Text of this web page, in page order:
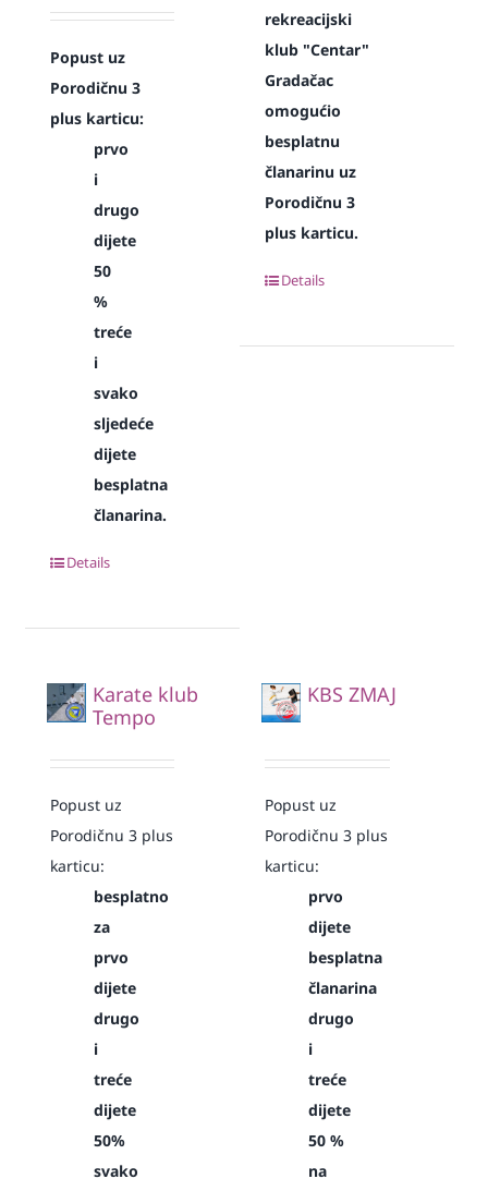
Popust uz
Porodičnu 3
plus karticu:
prvo
i
drugo
dijete
50
%
treće
i
svako
sljedeće
dijete
besplatna
članarina.
Details
rekreacijski
klub "Centar"
Gradačac
omogućio
besplatnu
članarinu uz
Porodičnu 3
plus karticu.
Details
Karate klub
Tempo
Popust uz
Porodičnu 3 plus
karticu:
besplatno
za
prvo
dijete
drugo
i
treće
dijete
50%
svako
KBS ZMAJ
Popust uz
Porodičnu 3 plus
karticu:
prvo
dijete
besplatna
članarina
drugo
i
treće
dijete
50 %
na